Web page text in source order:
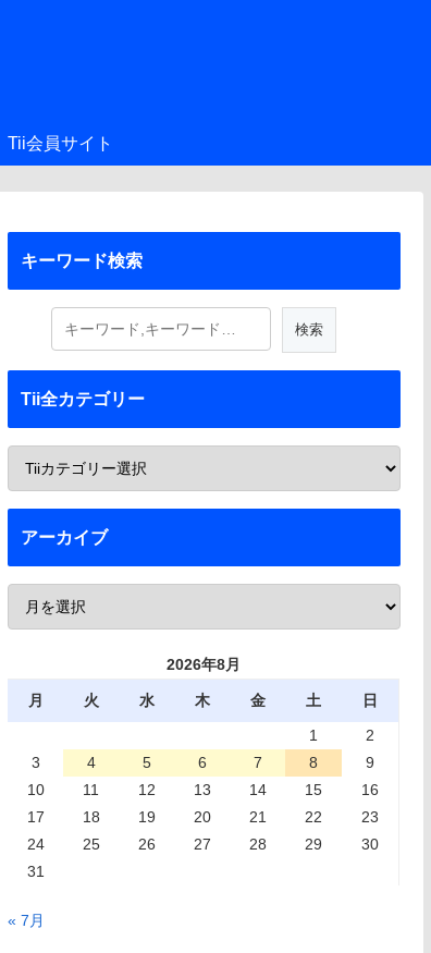
Tii会員サイト
キーワード検索
Tii全カテゴリー
アーカイブ
2026年8月
月 火 水 木 金 土
日
1
2
3
4 5 6 7 8
9
10
11 12 13 14 15
16
17
18 19 20 21 22
23
24
25 26 27 28 29
30
31
« 7月